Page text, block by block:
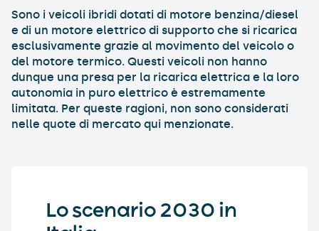
Sono i veicoli ibridi dotati di motore benzina/diesel
e di un motore elettrico di supporto che si ricarica
esclusivamente grazie al movimento del veicolo o
del motore termico. Questi veicoli non hanno
dunque una presa per la ricarica elettrica e la loro
autonomia in puro elettrico è estremamente
limitata. Per queste ragioni, non sono considerati
nelle quote di mercato qui menzionate.
Lo scenario 2030 in